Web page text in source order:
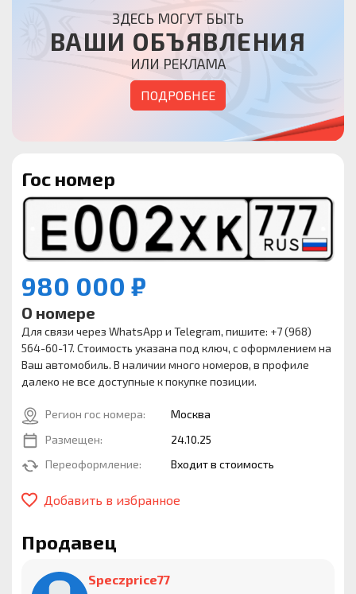
ЗДЕСЬ МОГУТ БЫТЬ
ВАШИ ОБЪЯВЛЕНИЯ
ИЛИ РЕКЛАМА
ПОДРОБНЕЕ
Гос номер
980 000 ₽
О номере
Для связи через WhatsApp и Telegram, пишите: +7 (968)
564-60-17. Стоимость указана под ключ, с оформлением на
Ваш автомобиль. В наличии много номеров, в профиле
далеко не все доступные к покупке позиции.
Регион гос номера:
Москва
Размещен:
24.10.25
Переоформление:
Входит в стоимость
Добавить в избранное
Продавец
Speczprice77